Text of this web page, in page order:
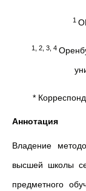
1
1, 2, 3, 4
*
Аннотация
Владение
высшей школы
предметного